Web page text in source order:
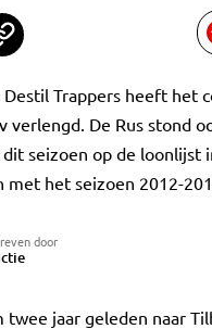
Destil Trappers heeft het
verlengd. De Rus stond
seizoen op de loonlijst
het seizoen 2012-
door
twee jaar geleden naar